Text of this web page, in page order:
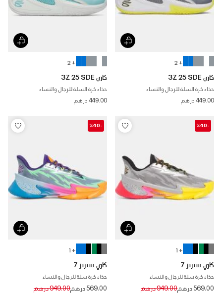
+ 2
كاري 3Z 25 SDE
حذاء كرة السلة للرجال والنساء
449.00 درهم
+ 2
كاري 3Z 25 SDE
حذاء كرة السلة للرجال والنساء
449.00 درهم
-%40
+ 1
كاري سيريز 7
حذاء كرة سلة للرجال والنساء
569.00 درهم Price reduced from
949.00 درهم to
-%40
+ 1
كاري سيريز 7
حذاء كرة سلة للرجال والنساء
569.00 درهم Price reduced from
949.00 درهم to